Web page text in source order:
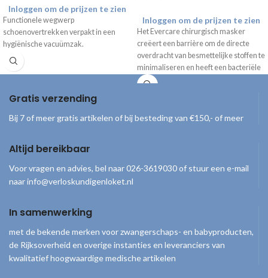
Inloggen om de prijzen te zien
Functionele wegwerp
schoenovertrekken verpakt in een
hygiënische vacuümzak.
Inloggen om de prijzen te zien
Het Evercare chirurgisch masker
creëert een barrière om de directe
overdracht van besmettelijke stoffen te
minimaliseren en heeft een bacteriële
filterefficiëntie (BFE) van meer dan
Gratis verzending
Bij 7 of meer gratis artikelen of bij besteding van €150,- of meer
Altijd bereikbaar
Voor vragen en advies, bel naar 026-3619030 of stuur een e-mail
naar info@verloskundigenloket.nl
In samenwerking
met de bekende merken voor zwangerschaps- en babyproducten,
de Rijksoverheid en overige instanties en leveranciers van
kwalitatief hoogwaardige medische artikelen